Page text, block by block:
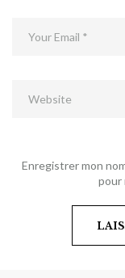
Enregistrer mon
pour